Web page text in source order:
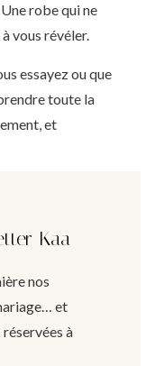
robe qui ne
vous révéler.
essayez ou que
toute la
et
Kaa
nos
et
à